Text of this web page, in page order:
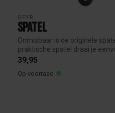
OFYR
Spatel
Onmisbaar is de originele
praktische spatel draai je
39,95
Op voorraad